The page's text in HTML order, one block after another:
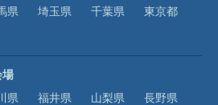
県 埼玉県 千葉県
東京都
場
県 福井県 山梨県
長野県